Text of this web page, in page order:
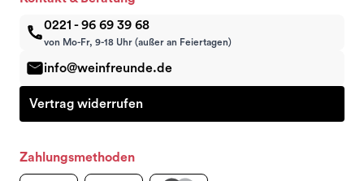
0221 - 96 69 39 68
von Mo-Fr, 9-18 Uhr (außer an Feiertagen)
info@weinfreunde.de
Vertrag widerrufen
Zahlungsmethoden